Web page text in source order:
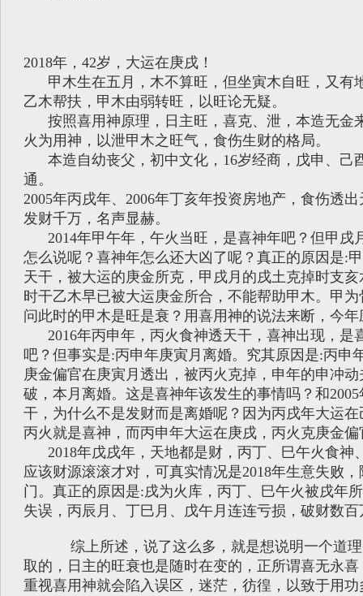
2018年，42岁，大运在庚戌！
甲木生在五月，木不算旺，但坐寅木自旺，又有
乙木帮扶，甲木由弱转旺，以旺论无疑。
按照喜用神原理，日主旺，喜克、泄，本造无金
火为用神，以泄甲木之旺气，食伤生财的格局。
本造自幼丧父，初中文化，16岁经商，戊申、己
通。
2005年丙戌年、2006年丁亥年投资房地产，食伤透
发财千万，名声显赫。
2014年甲午年，午火当旺，是喜神年吧？但甲戌
怎么说呢？喜神年怎么还大凶了呢？真正的原因是:
天干，被大运的庚金所克，甲戌月的戌土克掉时支
时干乙木早已被大运庚金所合，不能帮助甲木。甲
问此时的甲木是旺是衰？用喜用神的说法来断，今
2016年丙申年，丙火食神透天干，喜神出现，是
吧？但事实是:丙申年庚寅月离婚。究其原因是:丙申
庚金偏官在庚寅月透出，被丙火克掉，申年的申冲
破，本月离婚。这是喜神年该发生的事情吗？和
干，为什么不是发财而是离婚呢？因为丙戌年大运
丙火就是喜神，而丙申年大运在庚戌，丙火克庚金
2018年戊戌年，天地都是财，丙丁、巳午火食神
应该财源滚滚才对，可真实情况是2018年生意失败
门。真正的原因是:戌为火库，丙丁、巳午火被戌年
失误，丙辰月、丁巳月、戊午月连连亏损，破财数百
综上所述，说了这么多，就是想说明一个道理
取的，日主的旺衰也是随时在变的，正所谓喜无永
重视喜用神就会陷入误区，迷茫，彷徨，以致于用